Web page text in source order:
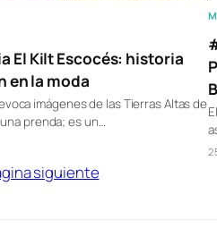
El Kilt Escocés: historia
en la moda
imágenes de las Tierras Altas de
prenda; es un…
siguiente